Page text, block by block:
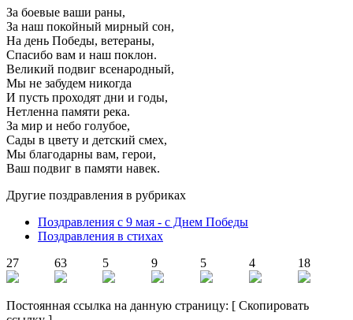
За боевые ваши раны,
За наш покойный мирный сон,
На день Победы, ветераны,
Спасибо вам и наш поклон.
Великий подвиг всенародный,
Мы не забудем никогда
И пусть проходят дни и годы,
Нетленна памяти река.
За мир и небо голубое,
Сады в цвету и детский смех,
Мы благодарны вам, герои,
Ваш подвиг в памяти навек.
Другие поздравления в рубриках
Поздравления с 9 мая - с Днем Победы
Поздравления в стихах
27
63 5 9 5 4 18
Постоянная ссылка на данную страницу: [ Скопировать